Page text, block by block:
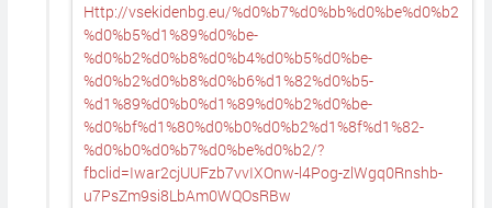
Http://vsekidenbg.eu/%d0%b7%d0%bb%d0%be%d0%b2
%d0%b5%d1%89%d0%be-
%d0%b2%d0%b8%d0%b4%d0%b5%d0%be-
%d0%b2%d0%b8%d0%b6%d1%82%d0%b5-
%d1%89%d0%b0%d1%89%d0%b2%d0%be-
%d0%bf%d1%80%d0%b0%d0%b2%d1%8f%d1%82-
%d0%b0%d0%b7%d0%be%d0%b2/?
fbclid=Iwar2cjUUFzb7vvIXOnw-l4Pog-zlWgq0Rnshb-
u7PsZm9si8LbAm0WQOsRBw